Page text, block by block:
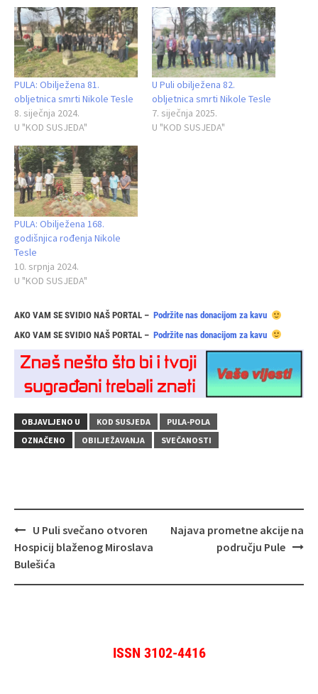
PULA: Obilježena 81.
obljetnica smrti Nikole Tesle
8. siječnja 2024.
U "KOD SUSJEDA"
U Puli obilježena 82.
obljetnica smrti Nikole Tesle
7. siječnja 2025.
U "KOD SUSJEDA"
PULA: Obilježena 168.
godišnjica rođenja Nikole
Tesle
10. srpnja 2024.
U "KOD SUSJEDA"
AKO VAM SE SVIDIO NAŠ PORTAL – Podržite nas donacijom za kavu
AKO VAM SE SVIDIO NAŠ PORTAL – Podržite nas donacijom za kavu
OBJAVLJENO U KOD SUSJEDA
PULA-POLA
OZNAČENO
OBILJEŽAVANJA SVEČANOSTI
Navigacija
objava
U Puli svečano otvoren
Hospicij blaženog Miroslava
Bulešića
Najava prometne akcije na
području Pule
ISSN 3102-4416